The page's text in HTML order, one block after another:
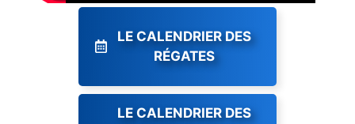
LE CALENDRIER DES
RÉGATES
LE CALENDRIER DES